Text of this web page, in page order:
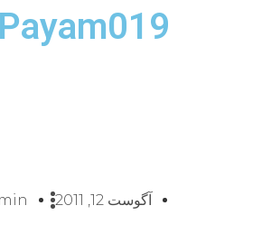
Payam019
آگوست 12, 2011